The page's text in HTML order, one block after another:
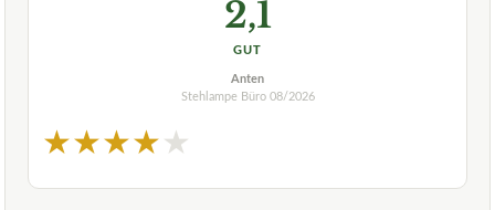
2,1
GUT
Anten
Stehlampe Büro 08/2026
★★★★★